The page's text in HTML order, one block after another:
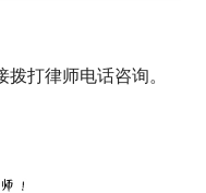
打律师电话咨询。